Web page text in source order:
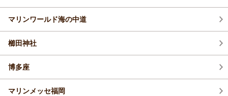
福岡県／苅田・行橋・豊前
ベッセルホテル苅田北九州空港(2026年3
子どもたちが、船太鼓船車5台（太鼓16基）をひいて、
瀬下町、大石町、京町の3町内に繰り出し、船太鼓の打
ち比べが演じられます。
おすすめのイベント情報ガイドをみる
喜ばれる福岡のお土産27選！地元民「人気
ランキング」＆編集部おすすめを紹介
マリンワールド海の中道
櫛田神社
博多座
マリンメッセ福岡